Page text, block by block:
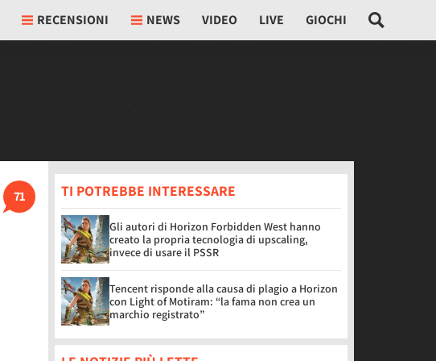
RECENSIONI NEWS VIDEO LIVE GIOCHI
71 TI POTREBBE INTERESSARE
Gli autori di Horizon Forbidden West hanno
creato la propria tecnologia di upscaling,
invece di usare il PSSR
Tencent risponde alla causa di plagio a Horizon
con Light of Motiram: “la fama non crea un
marchio registrato”